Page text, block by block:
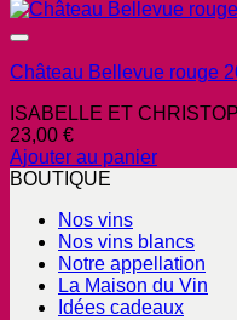
Château Bellevue rouge
ISABELLE ET
23,00 €
Ajouter au panier
BOUTIQUE
Nos vins
Nos vins blancs
Notre appellation
La Maison du Vin
Idées cadeaux